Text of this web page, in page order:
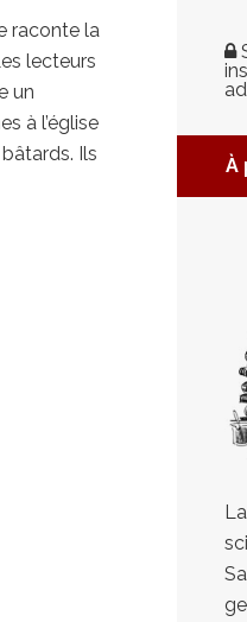
raconte la
lecteurs
un
à l’église
Ils
À